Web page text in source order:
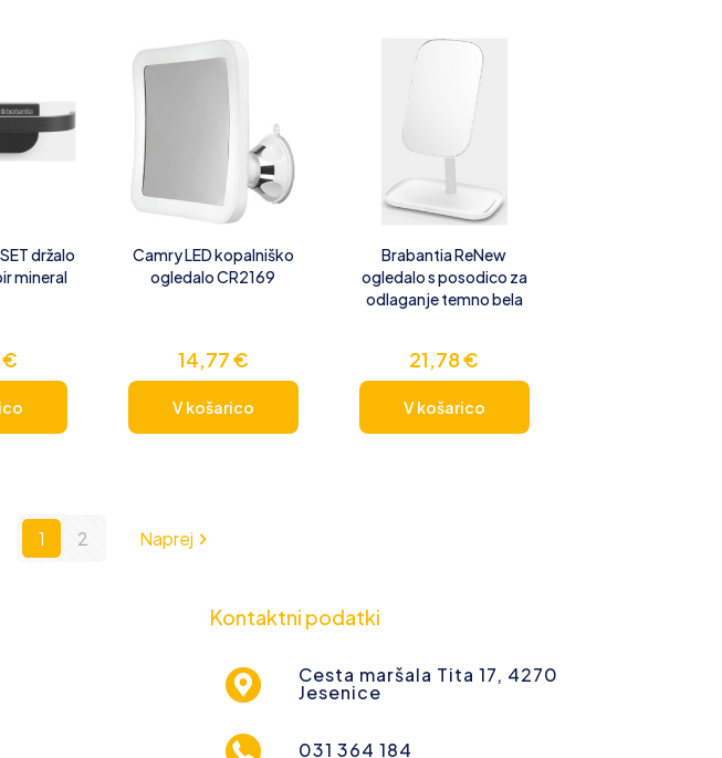
držalo
mineral
€
Camry LED kopalniško
ogledalo CR2169
14,77€
V košarico
Brabantia ReNew
ogledalo s posodico za
odlaganje temno bela
21,78€
V košarico
1 2 Naprej
Kontaktni podatki
Cesta maršala Tita 17, 4270
Jesenice
031 364 184